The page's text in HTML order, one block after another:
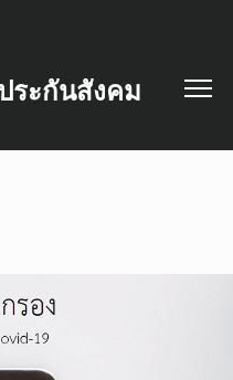
ระกันสังคม